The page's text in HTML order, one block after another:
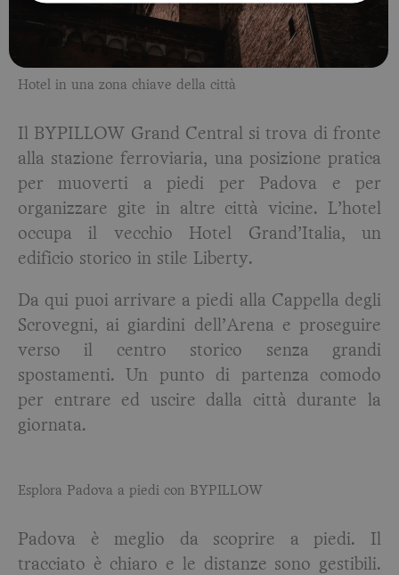
Hotel in una zona chiave della città
Il BYPILLOW Grand Central si trova di fronte
alla stazione ferroviaria, una posizione pratica
per muoverti a piedi per Padova e per
organizzare gite in altre città vicine. L’hotel
occupa il vecchio Hotel Grand’Italia, un
edificio storico in stile Liberty.
Da qui puoi arrivare a piedi alla Cappella degli
Scrovegni, ai giardini dell’Arena e proseguire
verso il centro storico senza grandi
spostamenti. Un punto di partenza comodo
per entrare ed uscire dalla città durante la
giornata.
Esplora Padova a piedi con BYPILLOW
Padova è meglio da scoprire a piedi. Il
tracciato è chiaro e le distanze sono gestibili.